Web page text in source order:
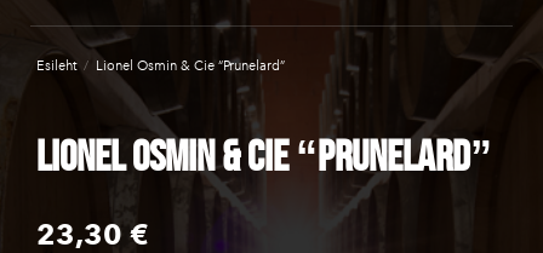
Esileht / Lionel Osmin & Cie “Prunelard”
Lionel Osmin & Cie “Prunelard”
23,30 €